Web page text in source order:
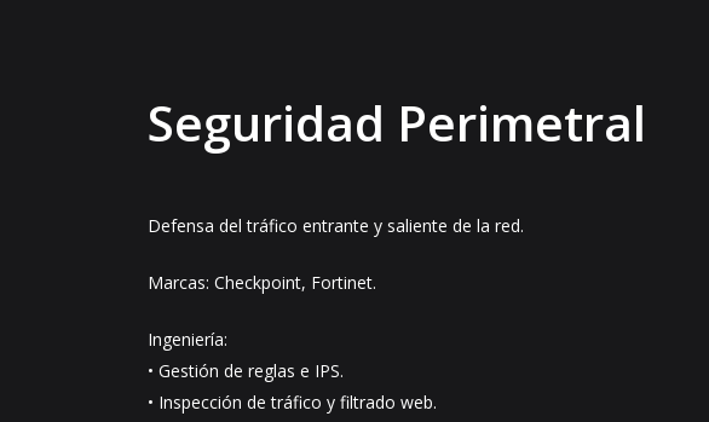
Seguridad Perimetral
Defensa del tráfico entrante y saliente de la red.
Marcas: Checkpoint, Fortinet.
Ingeniería:
• Gestión de reglas e IPS.
• Inspección de tráfico y filtrado web.